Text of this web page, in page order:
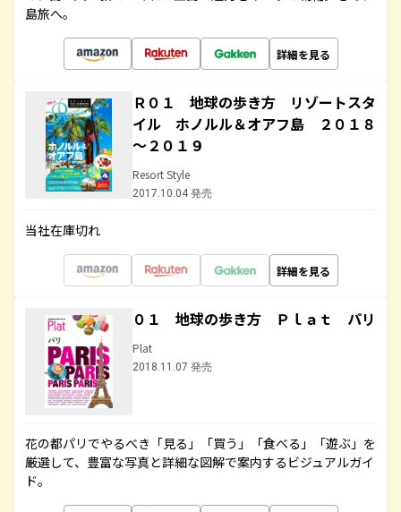
島旅へ。
詳細を見る
Ｒ０１ 地球の歩き方 リゾートスタ
イル ホノルル＆オアフ島 ２０１８
～２０１９
Resort Style
2017.10.04 発売
当社在庫切れ
詳細を見る
０１ 地球の歩き方 Ｐｌａｔ パリ
Plat
2018.11.07 発売
花の都パリでやるべき「見る」「買う」「食べる」「遊ぶ」を
厳選して、豊富な写真と詳細な図解で案内するビジュアルガイ
ド。